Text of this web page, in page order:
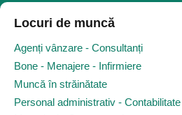
Locuri de muncă
Agenți vânzare - Consultanți
Bone - Menajere - Infirmiere
Muncă în străinătate
Personal administrativ - Contabilitate